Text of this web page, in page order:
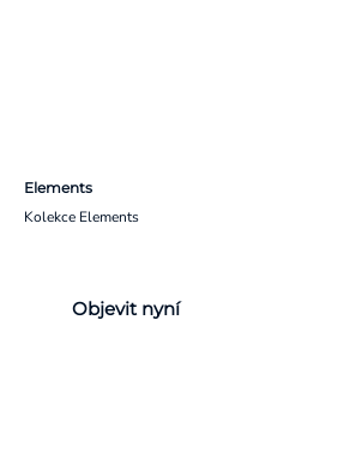
Elements
Kolekce Elements
Objevit nyní